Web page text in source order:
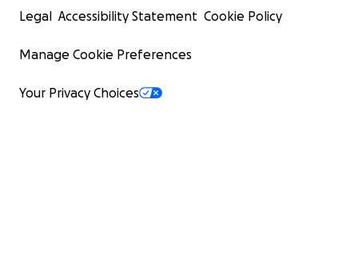
Legal Accessibility Statement Cookie Policy
Manage Cookie Preferences
Your Privacy Choices